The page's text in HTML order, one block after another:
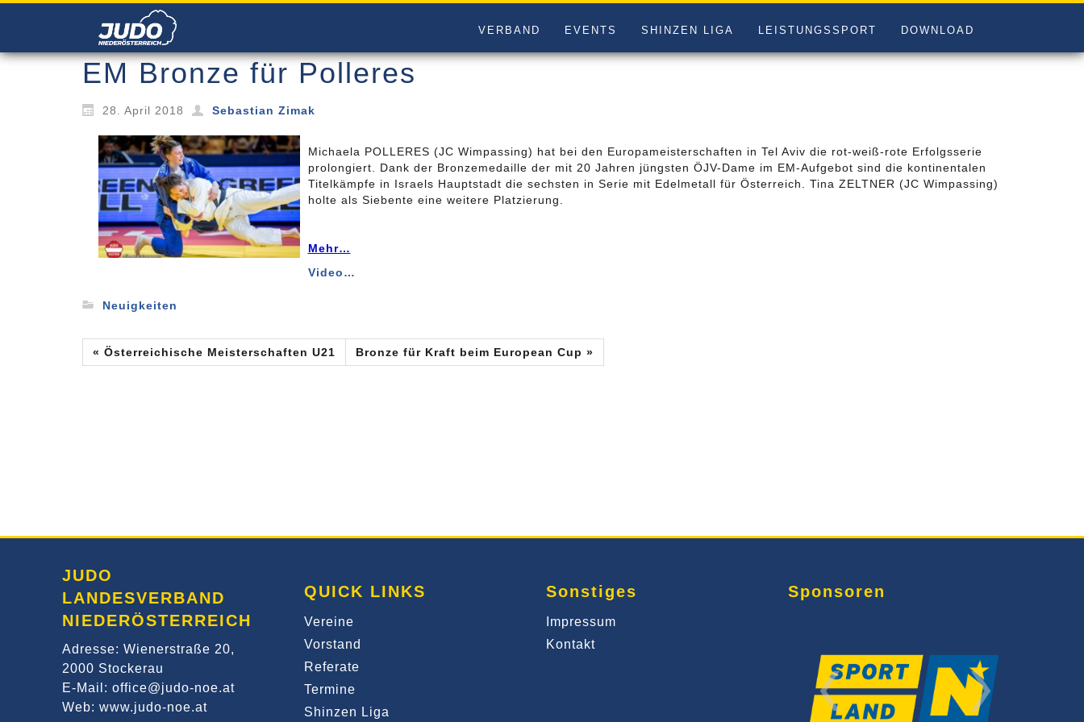
VERBAND EVENTS SHINZEN LIGA LEISTUNGSSPORT DOWNLOAD
EM Bronze für Polleres
28. April 2018 Sebastian Zimak
Michaela POLLERES (JC Wimpassing) hat bei den Europameisterschaften in Tel Aviv die rot-weiß-rote Erfolgsserie
prolongiert. Dank der Bronzemedaille der mit 20 Jahren jüngsten ÖJV-Dame im EM-Aufgebot sind die kontinentalen
Titelkämpfe in Israels Hauptstadt die sechsten in Serie mit Edelmetall für Österreich. Tina ZELTNER (JC Wimpassing)
holte als Siebente eine weitere Platzierung.
Mehr…
Video…
Neuigkeiten
« Österreichische Meisterschaften U21 Bronze für Kraft beim European Cup »
JUDO
LANDESVERBAND
NIEDERÖSTERREICH
Adresse: Wienerstraße 20,
2000 Stockerau
E-Mail: office@judo-noe.at
Web: www.judo-noe.at
QUICK LINKS
Vereine
Vorstand
Referate
Termine
Shinzen Liga
Sonstiges
Impressum
Kontakt
Sponsoren